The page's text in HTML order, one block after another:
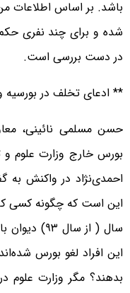
باشد. بر اساس اطلاعات
در دست بررسی است.
** ادعای تخلف در
حسن مسلمی نائینی،
بورس خارج وزارت علوم و
احمدی‌نژاد در واکنش به
سال ( از
این افراد لغو بورس
بدهند؟ مگر وزارت